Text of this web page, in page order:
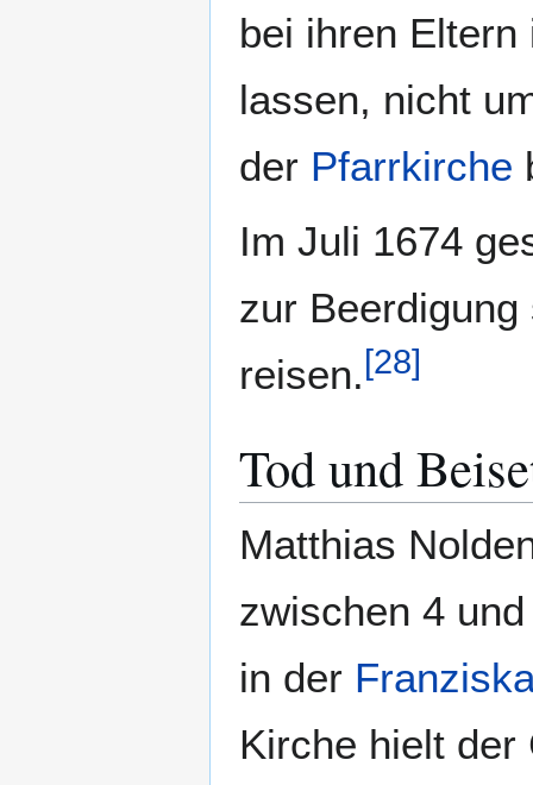
bei ihren
lassen, nicht
der Pfarrkirche
Im Juli 1674
zur
reisen.[28]
Tod und
Matthias
zwischen 4
in der
Kirche hielt der